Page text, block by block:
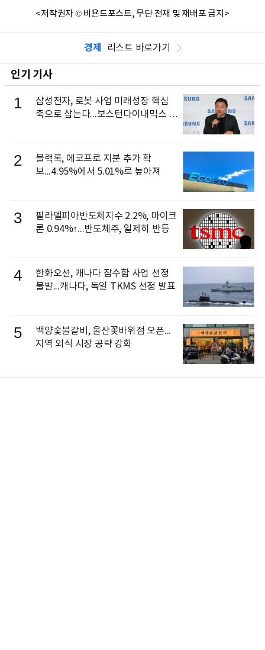
<저작권자 © 비욘드포스트, 무단 전재 및 재배포 금지>
경제 리스트 바로가기
인기 기사
1
삼성전자, 로봇 사업 미래성장 핵심
축으로 삼는다...보스턴다이내믹스 출
2
블랙록, 에코프로 지분 추가 확
보...4.95%에서 5.01%로 높아져
3
필라델피아반도체지수 2.2%, 마이크
론 0.94%↑...반도체주, 일제히 반등
4
한화오션, 캐나다 잠수함 사업 선정
불발...캐나다, 독일 TKMS 선정 발표
5
백양숯불갈비, 울산꽃바위점 오픈...
지역 외식 시장 공략 강화